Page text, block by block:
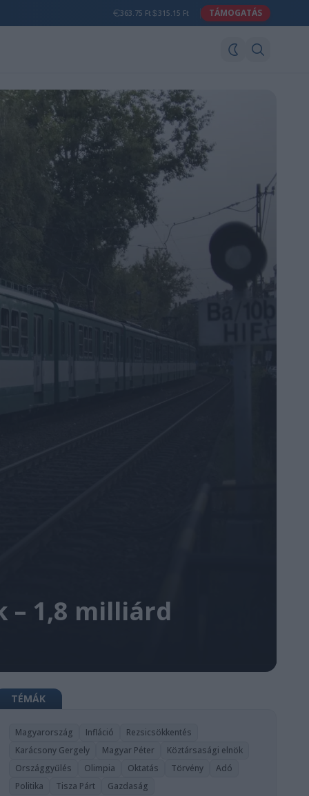
363.75 Ft 315.15 Ft TÁMOGATÁS
– 1,8 milliárd
TÉMÁK
Magyarország Infláció
Rezsicsökkentés
Karácsony Gergely
Magyar Péter
Köztársasági elnök
Országgyűlés
Olimpia Oktatás Törvény
Adó
Politika
Tisza Párt Gazdaság